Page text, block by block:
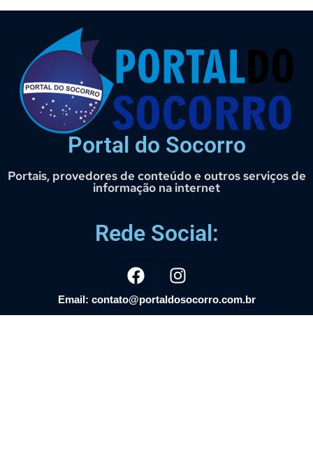
Portal do Socorro
Portais, provedores de conteúdo e outros serviços de
informação na internet
Rede Social:
Email: contato@portaldosocorro.com.br